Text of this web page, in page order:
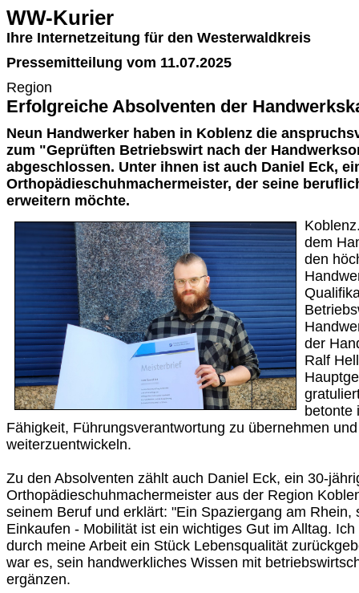
WW-Kurier
Ihre Internetzeitung für den Westerwaldkreis
Pressemitteilung vom 11.07.2025
Region
Erfolgreiche Absolventen der
Neun Handwerker haben in Koblenz die
zum "Geprüften Betriebswirt nach der
abgeschlossen. Unter ihnen ist auch Daniel Eck,
Orthopädieschuhmachermeister, der seine
erweitern möchte.
dem
den
der
Ralf
betonte
Fähigkeit, Führungsverantwortung zu übernehmen
weiterzuentwickeln.
Zu den Absolventen zählt auch Daniel Eck, ein 30-
Orthopädieschuhmachermeister aus der Region
seinem Beruf und erklärt: "Ein Spaziergang am Rhein,
Einkaufen - Mobilität ist ein wichtiges Gut im Alltag.
durch meine Arbeit ein Stück Lebensqualität
war es, sein handwerkliches Wissen mit
ergänzen.